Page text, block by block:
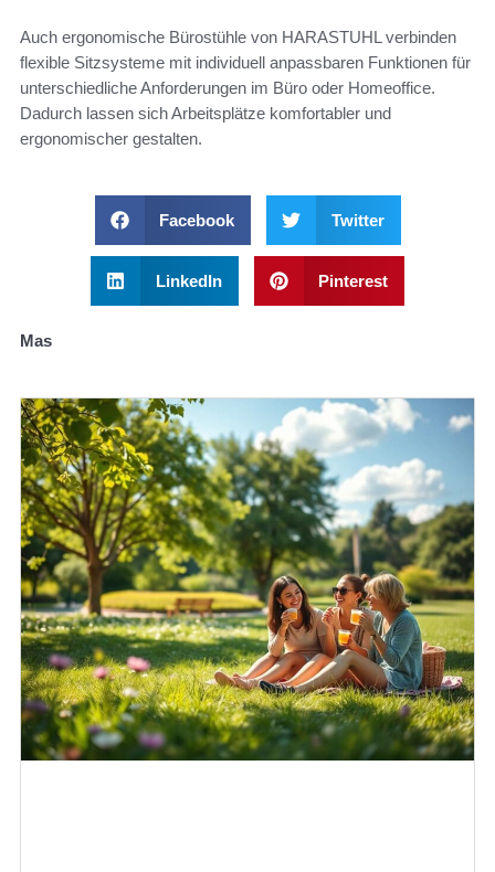
Auch ergonomische Bürostühle von HARASTUHL verbinden
flexible Sitzsysteme mit individuell anpassbaren Funktionen für
unterschiedliche Anforderungen im Büro oder Homeoffice.
Dadurch lassen sich Arbeitsplätze komfortabler und
ergonomischer gestalten.
Facebook Twitter
LinkedIn Pinterest
Mas